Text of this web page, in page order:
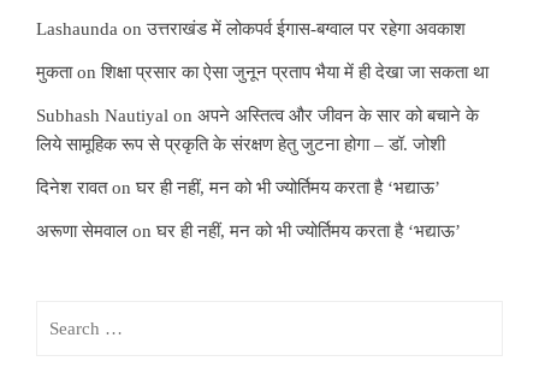
Lashaunda onउत्तराखंड में लोकपर्व ईगास-बग्वाल पर रहेगा अवकाश
मुकताonशिक्षा प्रसार का ऐसा जुनून प्रताप भैया में ही देखा जा सकता था
Subhash Nautiyal on अपने अस्तित्व और जीवन के सार को बचाने के
लिये सामूहिक रूप से प्रकृति के संरक्षण हेतु जुटना होगा – डॉ. जोशी
दिनेश रावतonघर ही नहीं, मन को भी ज्योर्तिमय करता है ‘भद्याऊ’
अरूणा सेमवाल onघर ही नहीं, मन को भी ज्योर्तिमय करता है ‘भद्याऊ’